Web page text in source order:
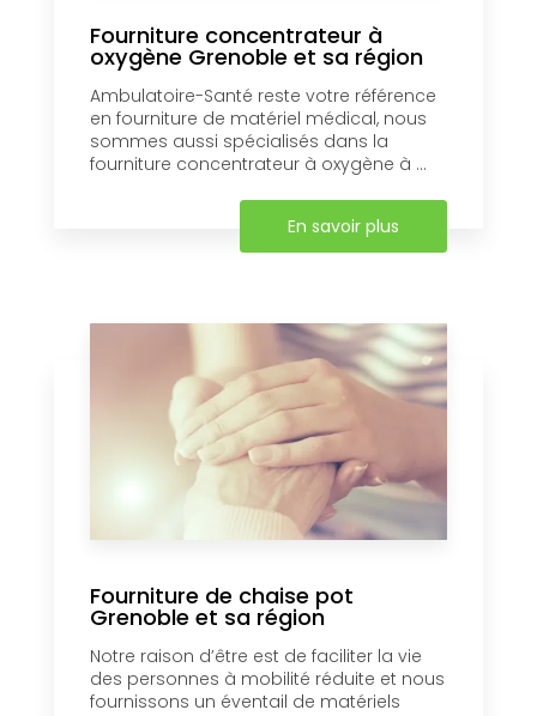
Fourniture concentrateur à
oxygène Grenoble et sa région
Ambulatoire-Santé reste votre référence
en fourniture de matériel médical, nous
sommes aussi spécialisés dans la
fourniture concentrateur à oxygène à ...
En savoir plus
Fourniture de chaise pot
Grenoble et sa région
Notre raison d’être est de faciliter la vie
des personnes à mobilité réduite et nous
fournissons un éventail de matériels